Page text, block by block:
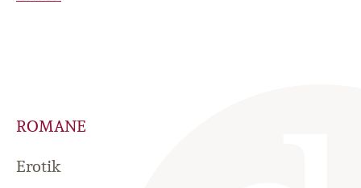
ROMANE
Erotik